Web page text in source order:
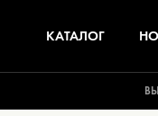
КАТАЛОГ